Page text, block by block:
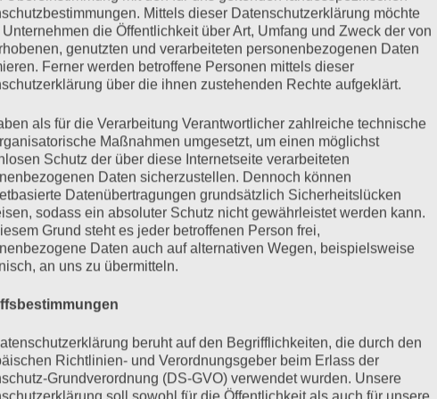
Hundefelle jetzt und hier Winterspaziergang zu Hause
Mittels dieser Datenschutzerklärung möchte
Unternehmen die Öffentlichkeit über Art, Umfang und Zweck der von
genutzten und verarbeiteten personenbezogenen Daten
Ferner werden betroffene Personen mittels dieser
über die ihnen zustehenden Rechte aufgeklärt.
als für die Verarbeitung Verantwortlicher zahlreiche technische
Maßnahmen umgesetzt, um einen möglichst
Schutz der über diese Internetseite verarbeiteten
Daten sicherzustellen. Dennoch können
Datenübertragungen grundsätzlich Sicherheitslücken
sodass ein absoluter Schutz nicht gewährleistet werden kann.
Grund steht es jeder betroffenen Person frei,
Daten auch auf alternativen Wegen, beispielsweise
an uns zu übermitteln.
beruht auf den Begrifflichkeiten, die durch den
Richtlinien- und Verordnungsgeber beim Erlass der
Grundverordnung (DS-GVO) verwendet wurden. Unsere